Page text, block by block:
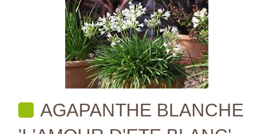
AGAPANTHE BLANCHE